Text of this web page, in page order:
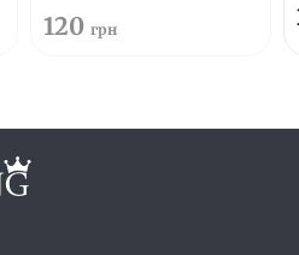
120 грн